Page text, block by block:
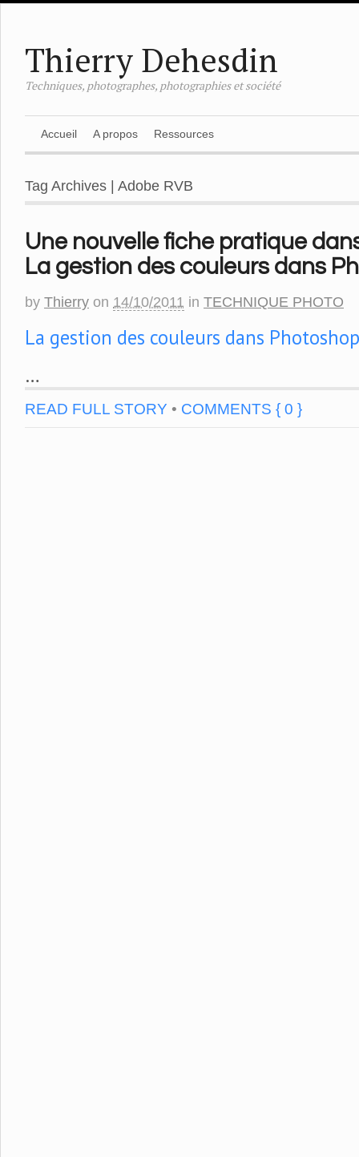
Thierry Dehesdin
Techniques, photographes, photographies et société
Accueil A propos Ressources
Tag Archives | Adobe RVB
Une nouvelle fiche pratique
La gestion des couleurs dans
by Thierry on 14/10/2011 in TECHNIQUE PHOTO
La gestion des couleurs dans Photoshop
…
READ FULL STORY • COMMENTS { 0 }